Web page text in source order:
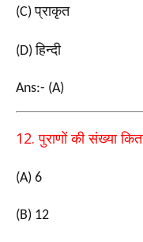
(C)प्राकृत
(D)हिन्दी
Ans:- (A)
12.पुराणों की संख्या
(A) 6
(B) 12